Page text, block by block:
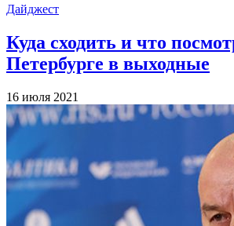
Дайджест
Куда сходить и что
Петербурге в выходные
16 июля 2021